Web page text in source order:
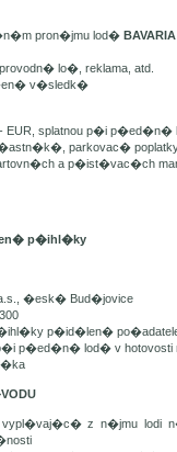
pron�jmu lod�
lo�, reklama, atd.
v�sledk�
EUR, splatnou p�i p�ed�n�
parkovac� poplatky
a p�ist�vac�ch
p�ihl�ky
�esk� Bud�jovice
p�id�len�
p�ed�n� lod� v hotovosti
z n�jmu lodi